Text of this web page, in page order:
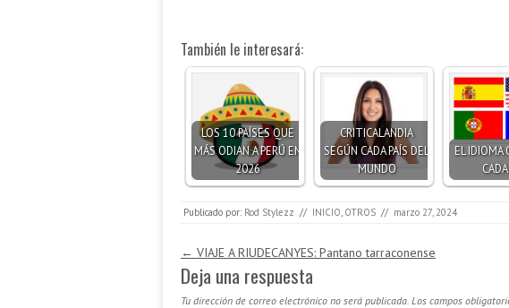
También le interesará:
LOS 10 PAÍSES QUE
MÁS ODIAN A PERÚ EN
2026
CRITICALANDIA
SEGÚN CADA PAÍS DEL
MUNDO
EL IDIOMA
Publicado por: Rod Stylezz // INICIO OTROS // marzo 27, 2024
Navegación de entradas
← VIAJE A RIUDECANYES: Pantano tarraconense
Deja una respuesta
Tu dirección de correo electrónico no será publicada. Los campos